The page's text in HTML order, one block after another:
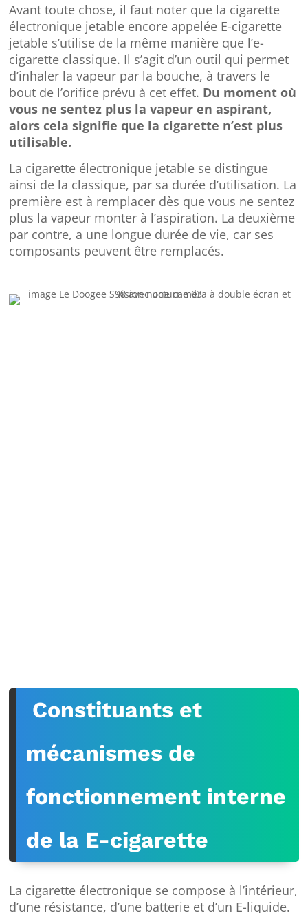
Avant toute chose, il faut noter que la cigarette
électronique jetable encore appelée E-cigarette
jetable s’utilise de la même manière que l’e-
cigarette classique. Il s’agit d’un outil qui permet
d’inhaler la vapeur par la bouche, à travers le
bout de l’orifice prévu à cet effet. Du moment où
vous ne sentez plus la vapeur en aspirant,
alors cela signifie que la cigarette n’est plus
utilisable.
La cigarette électronique jetable se distingue
ainsi de la classique, par sa durée d’utilisation. La
première est à remplacer dès que vous ne sentez
plus la vapeur monter à l’aspiration. La deuxième
par contre, a une longue durée de vie, car ses
composants peuvent être remplacés.
Constituants et
mécanismes de
fonctionnement interne
de la E-cigarette
La cigarette électronique se compose à l’intérieur,
d’une résistance, d’une batterie et d’un E-liquide.